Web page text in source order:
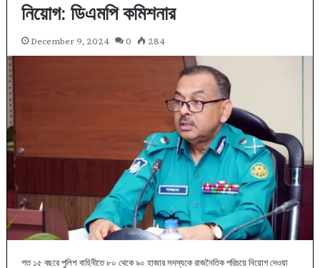
নিয়োগ: ডিএমপি কমিশনার
December 9, 2024 0 284
গত ১৫ বছরে পুলিশ বাহিনীতে ৮০ থেকে ৯০ হাজার সদস্যকে রাজনৈতিক পরিচয়ে নিয়োগ দেওয়া